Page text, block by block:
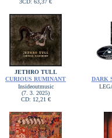
3CD: 63,37 €
JETHRO TULL
CURIOUS RUMINANT
Insideoutmusic
(7. 3. 2025)
CD: 12,21 €
DARK